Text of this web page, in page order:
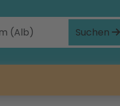
Suchen